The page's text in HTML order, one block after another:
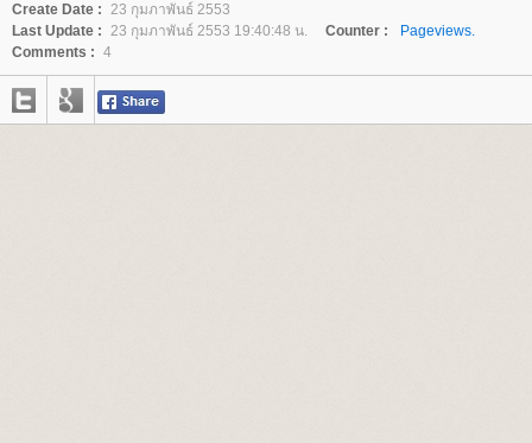
Create Date : 23 กุมภาพันธ์ 2553
Last Update : 23 กุมภาพันธ์ 2553 19:40:48 น. Counter :
Pageviews.
Comments : 4